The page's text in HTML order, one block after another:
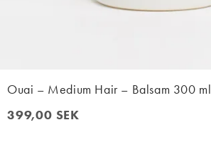
Ouai – Medium Hair – Balsam 300 ml
399,00 SEK
399,00 SEK